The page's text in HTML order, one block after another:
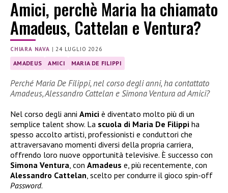
Amici, perchè Maria ha chiamato
Amadeus, Cattelan e Ventura?
CHIARA NAVA | 24 LUGLIO 2026
AMADEUS AMICI MARIA DE FILIPPI
Perché Maria De Filippi, nel corso degli anni, ha contattato
Amadeus, Alessandro Cattelan e Simona Ventura ad Amici?
Nel corso degli anni Amici è diventato molto più di un
semplice talent show. La scuola di Maria De Filippi ha
spesso accolto artisti, professionisti e conduttori che
attraversavano momenti diversi della propria carriera,
offrendo loro nuove opportunità televisive. È successo con
Simona Ventura, con Amadeus e, più recentemente, con
Alessandro Cattelan, scelto per condurre il gioco spin-off
Password.